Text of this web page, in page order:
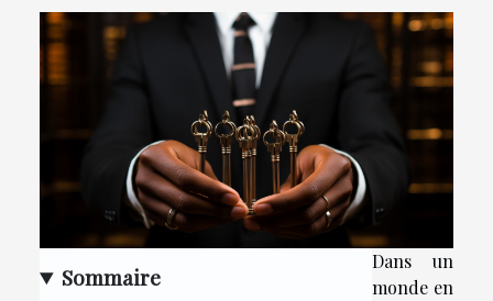
Sommaire
Dans un
monde en